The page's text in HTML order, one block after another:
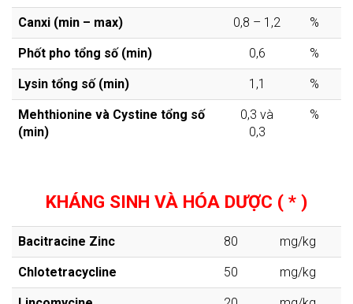
Canxi (min – max) 0,8 – 1,2 %
Phốt pho tổng số (min) 0,6 %
Lysin tổng số (min) 1,1 %
Mehthionine và Cystine tổng số
(min)
0,3 và
0,3
%
KHÁNG SINH VÀ HÓA DƯỢC ( * )
Bacitracine Zinc 80 mg/kg
Chlotetracycline 50 mg/kg